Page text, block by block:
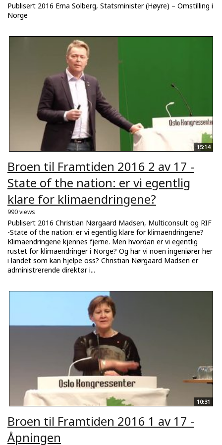
Publisert 2016 Erna Solberg, Statsminister (Høyre) – Omstilling i
Norge
15:14
Broen til Framtiden 2016 2 av 17 -
State of the nation: er vi egentlig
klare for klimaendringene?
990 views
Publisert 2016 Christian Nørgaard Madsen, Multiconsult og RIF
-State of the nation: er vi egentlig klare for klimaendringene?
Klimaendringene kjennes fjerne. Men hvordan er vi egentlig
rustet for klimaendringer i Norge? Og har vi noen ingeniører her
i landet som kan hjelpe oss? Christian Nørgaard Madsen er
administrerende direktør i...
10:31
Broen til Framtiden 2016 1 av 17 -
Åpningen